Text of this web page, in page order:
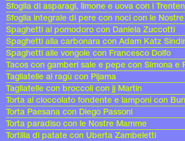
Sfoglia di asparagi, limone e uova con i
Sfoglia integrale di pere con noci con le
Spaghetti al pomodoro con Daniela Zuccotti
Spaghetti alla carbonara con Adam Katz
Spaghetti alle vongole con Francesco Dolfo
Tacos con gamberi sale e pepe con Simona e
Tagliatelle al ragù con Pijama
Tagliatelle con broccoli con jj Martin
Torta al cioccolato fondente e lamponi con
Torta Paesana con Diego Passoni
Torta paradiso con le Nostre Mamme
Tortilla di patate con Uberta Zambeletti